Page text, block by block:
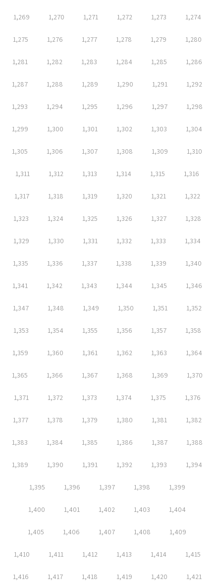
1,269 1,270 1,271 1,272 1,273 1,274
1,275 1,276 1,277 1,278 1,279 1,280
1,281 1,282 1,283 1,284 1,285 1,286
1,287 1,288 1,289 1,290 1,291 1,292
1,293 1,294 1,295 1,296 1,297 1,298
1,299 1,300 1,301 1,302 1,303 1,304
1,305 1,306 1,307 1,308 1,309 1,310
1,311 1,312 1,313 1,314 1,315 1,316
1,317 1,318 1,319 1,320 1,321 1,322
1,323 1,324 1,325 1,326 1,327 1,328
1,329 1,330 1,331 1,332 1,333 1,334
1,335 1,336 1,337 1,338 1,339 1,340
1,341 1,342 1,343 1,344 1,345 1,346
1,347 1,348 1,349 1,350 1,351 1,352
1,353 1,354 1,355 1,356 1,357 1,358
1,359 1,360 1,361 1,362 1,363 1,364
1,365 1,366 1,367 1,368 1,369 1,370
1,371 1,372 1,373 1,374 1,375 1,376
1,377 1,378 1,379 1,380 1,381 1,382
1,383 1,384 1,385 1,386 1,387 1,388
1,389 1,390 1,391 1,392 1,393 1,394
1,395 1,396 1,397 1,398 1,399
1,400 1,401 1,402 1,403 1,404
1,405 1,406 1,407 1,408 1,409
1,410 1,411 1,412 1,413 1,414 1,415
1,416 1,417 1,418 1,419 1,420 1,421